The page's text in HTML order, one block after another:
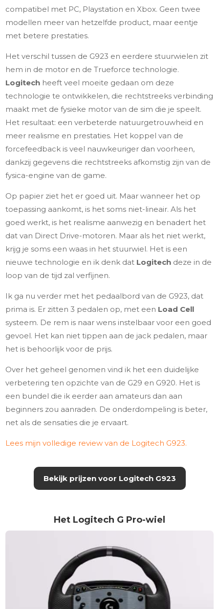
compatibel met PC, Playstation en Xbox. Geen twee
modellen meer van hetzelfde product, maar eentje
met betere prestaties.
Het verschil tussen de G923 en eerdere stuurwielen zit
hem in de motor en de Trueforce technologie.
Logitech heeft veel moeite gedaan om deze
technologie te ontwikkelen, die rechtstreeks verbinding
maakt met de fysieke motor van de sim die je speelt.
Het resultaat: een verbeterde natuurgetrouwheid en
meer realisme en prestaties. Het koppel van de
forcefeedback is veel nauwkeuriger dan voorheen,
dankzij gegevens die rechtstreeks afkomstig zijn van de
fysica-engine van de game.
Op papier ziet het er goed uit. Maar wanneer het op
toepassing aankomt, is het soms niet-lineair. Als het
goed werkt, is het realisme aanwezig en benadert het
dat van Direct Drive-motoren. Maar als het niet werkt,
krijg je soms een waas in het stuurwiel. Het is een
nieuwe technologie en ik denk dat Logitech deze in de
loop van de tijd zal verfijnen.
Ik ga nu verder met het pedaalbord van de G923, dat
prima is. Er zitten 3 pedalen op, met een Load Cell
systeem. De rem is naar wens instelbaar voor een goed
gevoel. Het kan niet tippen aan de jack pedalen, maar
het is behoorlijk voor de prijs.
Over het geheel genomen vind ik het een duidelijke
verbetering ten opzichte van de G29 en G920. Het is
een bundel die ik eerder aan amateurs dan aan
beginners zou aanraden. De onderdompeling is beter,
net als de sensaties die je ervaart.
Lees mijn volledige review van de Logitech G923.
Bekijk prijzen voor Logitech G923
Het Logitech G Pro-wiel